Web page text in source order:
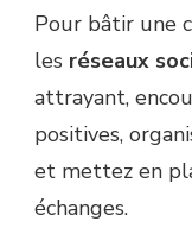
Pour bâtir une
les réseaux
attrayant,
positives,
et mettez en
échanges.